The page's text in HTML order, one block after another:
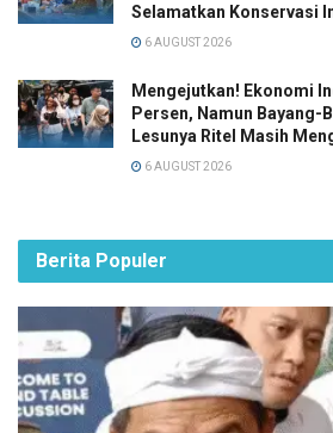
Selamatkan Konservasi
6 AUGUST 2026
Mengejutkan! Ekonomi
Persen, Namun Bayang-
Lesunya Ritel Masih
6 AUGUST 2026
Berita Populer